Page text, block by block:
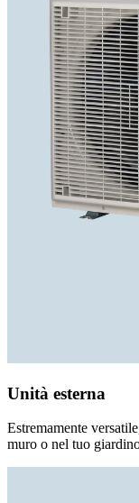
Unità esterna
Estremamente
muro o nel tuo